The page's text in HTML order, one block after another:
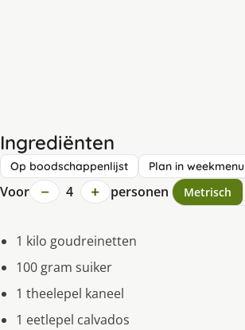
Ingrediënten
Op boodschappenlijst Plan in weekmenu
Voor − 4 + personen Metrisch
1 kilo goudreinetten
100 gram suiker
1 theelepel kaneel
1 eetlepel calvados